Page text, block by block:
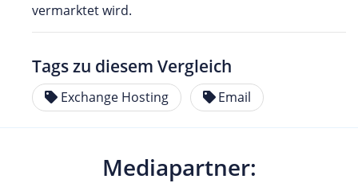
vermarktet wird.
Tags zu diesem Vergleich
Exchange Hosting Email
Mediapartner: